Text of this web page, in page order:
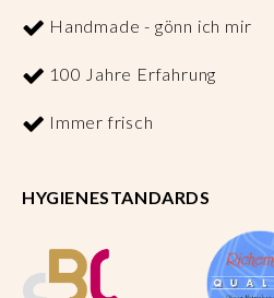
Handmade - gönn ich mir
100 Jahre Erfahrung
Immer frisch
HYGIENESTANDARDS